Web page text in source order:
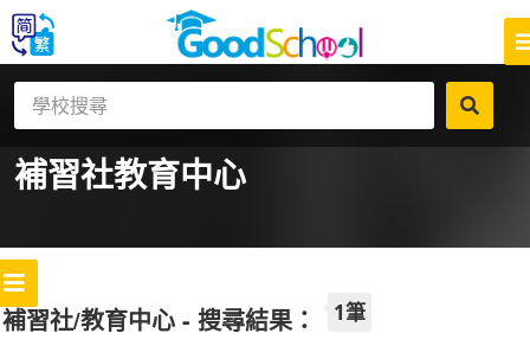
補習社教育中心
補習社/教育中心 - 搜尋結果： 1筆